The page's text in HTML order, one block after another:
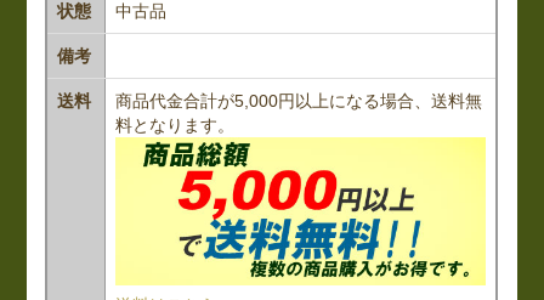
状態 中古品
備考
送料
商品代金合計が5,000円以上になる場合、送料無
料となります。